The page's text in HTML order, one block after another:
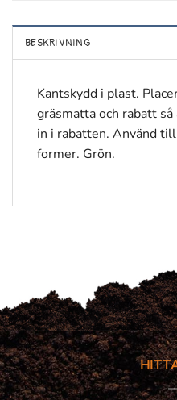
BESKRIVNING
Kantskydd i plast.
gräsmatta och rabatt
in i rabatten. Använd
former. Grön.